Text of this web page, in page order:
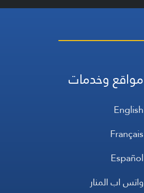
مواقع وخدمات
English
Français
Español
واتس اب المنار